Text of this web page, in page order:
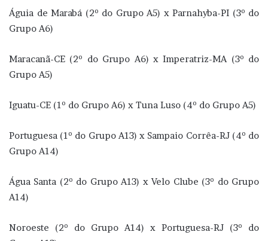
Águia de Marabá (2º do Grupo A5) x Parnahyba-PI (3º do
Grupo A6)
Maracanã-CE (2º do Grupo A6) x Imperatriz-MA (3º do
Grupo A5)
Iguatu-CE (1º do Grupo A6) x Tuna Luso (4º do Grupo A5)
Portuguesa (1º do Grupo A13) x Sampaio Corrêa-RJ (4º do
Grupo A14)
Água Santa (2º do Grupo A13) x Velo Clube (3º do Grupo
A14)
Noroeste (2º do Grupo A14) x Portuguesa-RJ (3º do